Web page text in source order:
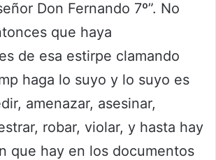
Don Fernando 7º”. No
que haya
de esa estirpe clamando
haga lo suyo y lo suyo es
amenazar, asesinar,
robar, violar, y hasta hay
que hay en los documentos